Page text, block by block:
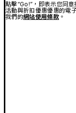
點擊“Go!”，即表示您同
活動與折扣優惠優惠的電
我們的網站使用條款。